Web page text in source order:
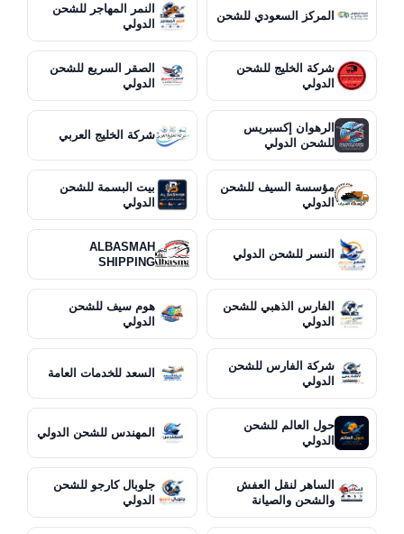
المركز السعودي للشحن
النمر المهاجر للشحن
الدولي
شركة الخليج للشحن
الدولي
الصقر السريع للشحن
الدولي
الرهوان إكسبريس
للشحن الدولي
شركة الخليج العربي
مؤسسة السيف للشحن
الدولي
بيت البسمة للشحن
الدولي
النسر للشحن الدولي
ALBASMAH
SHIPPING
الفارس الذهبي للشحن
الدولي
هوم سيف للشحن
الدولي
شركة الفارس للشحن
الدولي
السعد للخدمات العامة
حول العالم للشحن
الدولي
المهندس للشحن الدولي
الساهر لنقل العفش
والشحن والصيانة
جلوبال كارجو للشحن
الدولي